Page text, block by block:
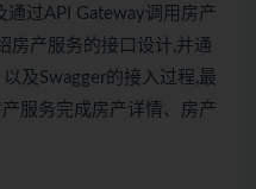
过API Gateway调用房产
房产服务的接口设计,并通
及Swagger的接入过程,最
服务完成房产详情、房产